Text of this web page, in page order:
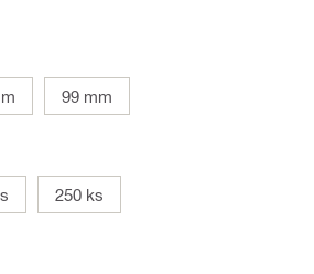
99 mm
250 ks